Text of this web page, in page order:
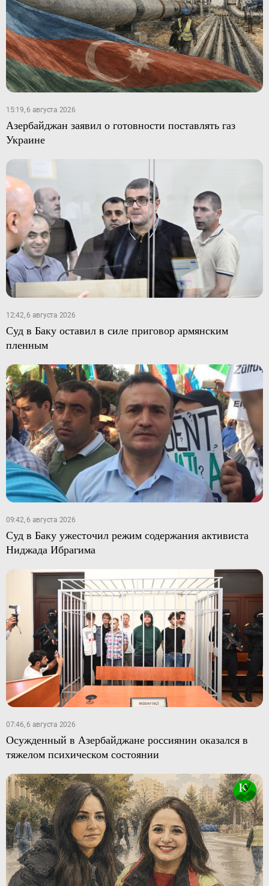
15:19, 6 августа 2026
Азербайджан заявил о готовности поставлять газ
Украине
12:42, 6 августа 2026
Суд в Баку оставил в силе приговор армянским
пленным
09:42, 6 августа 2026
Суд в Баку ужесточил режим содержания активиста
Ниджада Ибрагима
07:46, 6 августа 2026
Осужденный в Азербайджане россиянин оказался в
тяжелом психическом состоянии